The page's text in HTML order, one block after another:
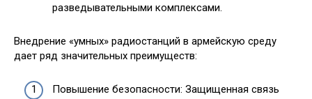
разведывательными комплексами.
Внедрение «умных» радиостанций в армейскую среду
дает ряд значительных преимуществ:
Повышение безопасности: Защищенная связь